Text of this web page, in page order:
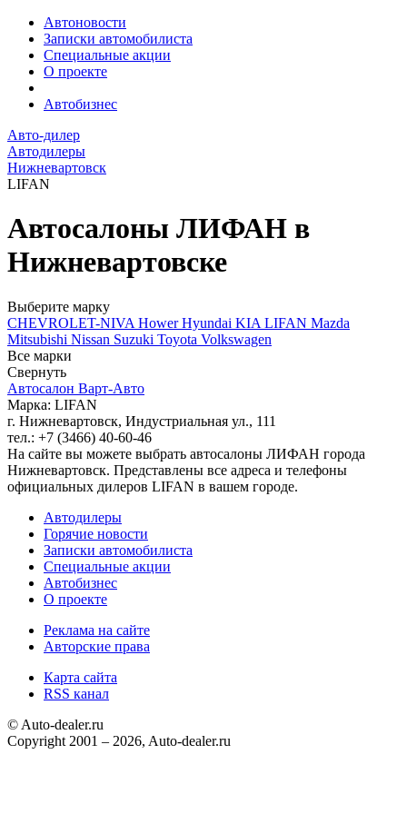
Автоновости
Записки автомобилиста
Специальные акции
О проекте
Автобизнес
Авто-дилер
Автодилеры
Нижневартовск
LIFAN
Автосалоны ЛИФАН в
Нижневартовске
Выберите марку
CHEVROLET-NIVA HowerHyundai KIA LIFAN Mazda
Mitsubishi Nissan Suzuki Toyota Volkswagen
Все марки
Свернуть
Автосалон Варт-Авто
Марка: LIFAN
г. Нижневартовск, Индустриальная ул., 111
тел.: +7 (3466) 40-60-46
На сайте вы можете выбрать автосалоны ЛИФАН города
Нижневартовск. Представлены все адреса и телефоны
официальных дилеров LIFAN в вашем городе.
Автодилеры
Горячие новости
Записки автомобилиста
Специальные акции
Автобизнес
О проекте
Реклама на сайте
Авторские права
Карта сайта
RSS канал
© Auto-dealer.ru
Copyright 2001 – 2026, Auto-dealer.ru